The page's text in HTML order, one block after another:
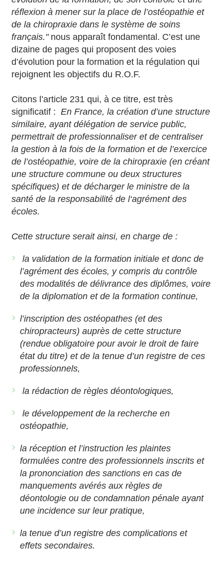
réflexion à mener sur la place de l’ostéopathie et
de la chiropraxie dans le système de soins
français."nous apparaît fondamental. C’est une
dizaine de pages qui proposent des voies
d’évolution pour la formation et la régulation qui
rejoignent les objectifs du R.O.F.
Citons l’article 231 qui, à ce titre, est très
significatif :En France, la création d’une structure
similaire, ayant délégation de service public,
permettrait de professionnaliser et de centraliser
la gestion à la fois de la formation et de l’exercice
de l’ostéopathie, voire de la chiropraxie (en créant
une structure commune ou deux structures
spécifiques) et de décharger le ministre de la
santé de la responsabilité de l‘agrément des
écoles.
Cette structure serait ainsi, en charge de :
la validation de la formation initiale et donc de
l’agrément des écoles, y compris du contrôle
des modalités de délivrance des diplômes, voire
de la diplomation et de la formation continue,
l’inscription des ostéopathes (et des
chiropracteurs) auprès de cette structure
(rendue obligatoire pour avoir le droit de faire
état du titre) et de la tenue d’un registre de ces
professionnels,
la rédaction de règles déontologiques,
le développement de la recherche en
ostéopathie,
la réception et l’instruction les plaintes
formulées contre des professionnels inscrits et
la prononciation des sanctions en cas de
manquements avérés aux règles de
déontologie ou de condamnation pénale ayant
une incidence sur leur pratique,
la tenue d’un registre des complications et
effets secondaires.